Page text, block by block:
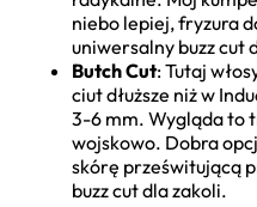
niebo lepiej, fryzura
uniwersalny buzz cut
Butch Cut: Tutaj
ciut dłuższe niż w
3-6 mm. Wygląda to
wojskowo. Dobra
skórę prześwitującą
buzz cut dla zakoli.